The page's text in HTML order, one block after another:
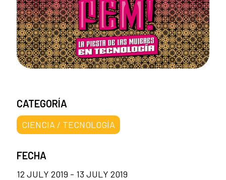
CATEGORÍA
CIENCIA / TECNOLOGÍA
FECHA
12 JULY 2019 - 13 JULY 2019